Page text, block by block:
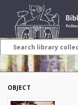
OBJECT